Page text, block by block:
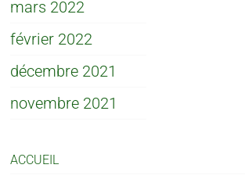
mars 2022
février 2022
décembre 2021
novembre 2021
ACCUEIL